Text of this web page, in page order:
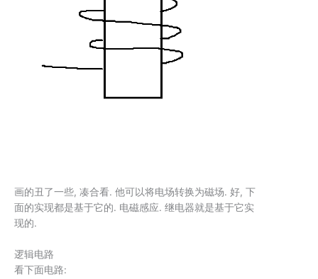
画的丑了一些, 凑合看. 他可以将电场转换为磁场. 好, 下
面的实现都是基于它的. 电磁感应. 继电器就是基于它实
现的.
逻辑电路
看下面电路: